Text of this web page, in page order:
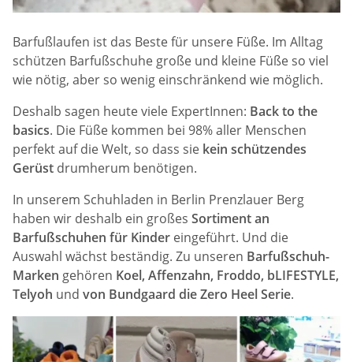
Barfußlaufen ist das Beste für unsere Füße. Im Alltag
schützen Barfußschuhe große und kleine Füße so viel
wie nötig, aber so wenig einschränkend wie möglich.
Deshalb sagen heute viele ExpertInnen: Back to the
basics. Die Füße kommen bei 98% aller Menschen
perfekt auf die Welt, so dass sie kein schützendes
Gerüst drumherum benötigen.
In unserem Schuhladen in Berlin Prenzlauer Berg
haben wir deshalb ein großes Sortiment an
Barfußschuhen für Kinder eingeführt. Und die
Auswahl wächst beständig. Zu unseren Barfußschuh-
Marken gehören Koel, Affenzahn, Froddo, bLIFESTYLE,
Telyoh und von Bundgaard die Zero Heel Serie.